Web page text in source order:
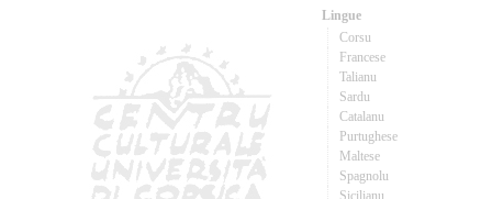
Lingue
Corsu
Francese
Talianu
Sardu
Catalanu
Purtughese
Maltese
Spagnolu
Sicilianu